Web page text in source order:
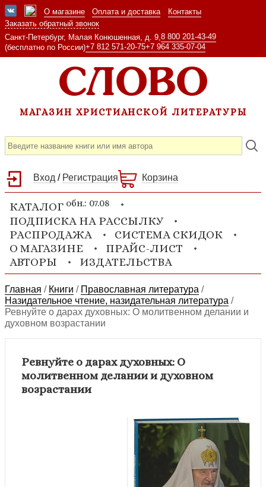
О магазине Оплата и доставка
Контакты
Заказать обратный звонок
Санкт-Петербург, Малая Конюшенная, д. 9, 8 800 201-43-49
(бесплатно по России)+7 812 571-20-75+7 964 335-07-04
МАГАЗИН ХРИСТИАНСКОЙ ЛИТЕРАТУРЫ
Вход / Регистрация Корзина
КАТАЛОГ обн.: 07.08
ПОДПИСКА НА РАССЫЛКУ
РАСПРОДАЖА
СИСТЕМА СКИДОК
О МАГАЗИНЕ
ПРАЙС-ЛИСТ
АВТОРЫ
ИЗДАТЕЛЬСТВА
Главная / Книги / Православная литература /
Назидательное чтение, назидательная литература /
Ревнуйте о дарах духовных: О молитвенном делании и
духовном возрастании
Ревнуйте о дарах духовных: О
молитвенном делании и духовном
возрастании